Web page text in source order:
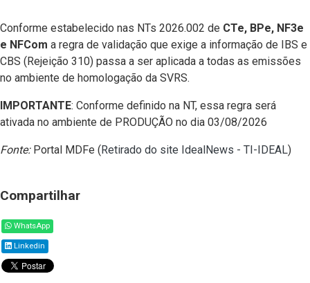
Conforme estabelecido nas NTs 2026.002 de CTe, BPe, NF3e
e NFCom a regra de validação que exige a informação de IBS e
CBS (Rejeição 310) passa a ser aplicada a todas as emissões
no ambiente de homologação da SVRS.
IMPORTANTE: Conforme definido na NT, essa regra será
ativada no ambiente de PRODUÇÃO no dia 03/08/2026
Fonte:Portal MDFe (Retirado do site IdealNews - TI-IDEAL)
Compartilhar
WhatsApp
Linkedin